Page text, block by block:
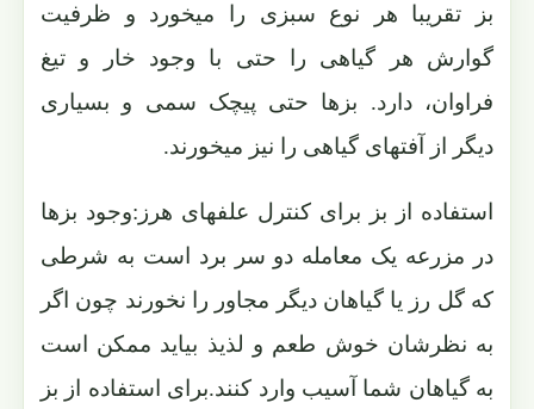
بز تقریبا هر نوع سبزی را میخورد و ظرفیت
گوارش هر گیاهی را حتی با وجود خار و تیغ
فراوان، دارد. بزها حتی پیچک سمی و بسیاری
دیگر از آفتهای گیاهی را نیز میخورند.
استفاده از بز برای کنترل علفهای هرز:وجود بزها
در مزرعه یک معامله دو سر برد است به شرطی
که گل رز یا گیاهان دیگر مجاور را نخورند چون اگر
به نظرشان خوش طعم و لذیذ بیاید ممکن است
به گیاهان شما آسیب وارد کنند.برای استفاده از بز